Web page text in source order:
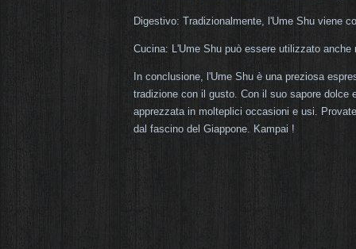
Digestivo: Tradizionalmente, l'Ume Shu viene
Cucina: L'Ume Shu può essere utilizzato
In conclusione, l'Ume Shu è una preziosa
tradizione con il gusto. Con il suo sapore dolce
apprezzata in molteplici occasioni e usi.
dal fascino del Giappone. Kampai !